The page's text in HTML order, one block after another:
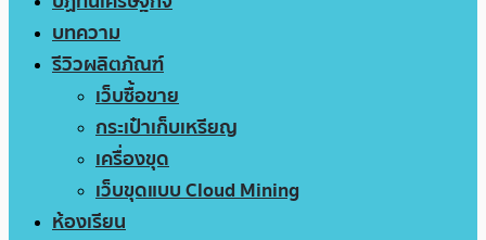
บทความ
รีวิวผลิตภัณฑ์
เว็บซื้อขาย
กระเป๋าเก็บเหรียญ
เครื่องขุด
เว็บขุดแบบ Cloud Mining
ห้องเรียน